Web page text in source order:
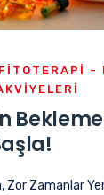
FITOTERAPI -
Zor Zamanlar